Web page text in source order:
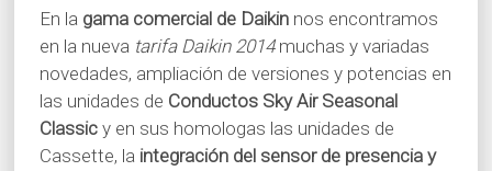
En la gama comercial de Daikinnos encontramos
en la nueva tarifa Daikin 2014muchas y variadas
novedades, ampliación de versiones y potencias en
las unidades de Conductos Sky Air Seasonal
Classicy en sus homologas las unidades de
Cassette, la integración del sensor de presencia y